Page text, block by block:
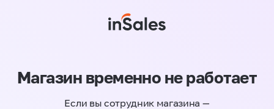
Магазин временно не работает
Если вы сотрудник магазина —